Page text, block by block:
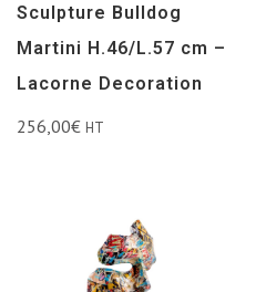
Sculpture Bulldog
Martini H.46/L.57 cm –
Lacorne Decoration
256,00€ HT